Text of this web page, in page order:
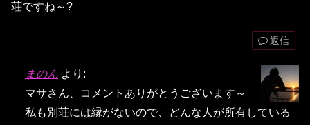
荘ですね～?
返信
まのん より:
マサさん、コメントありがとうございます～
私も別荘には縁がないので、どんな人が所有している